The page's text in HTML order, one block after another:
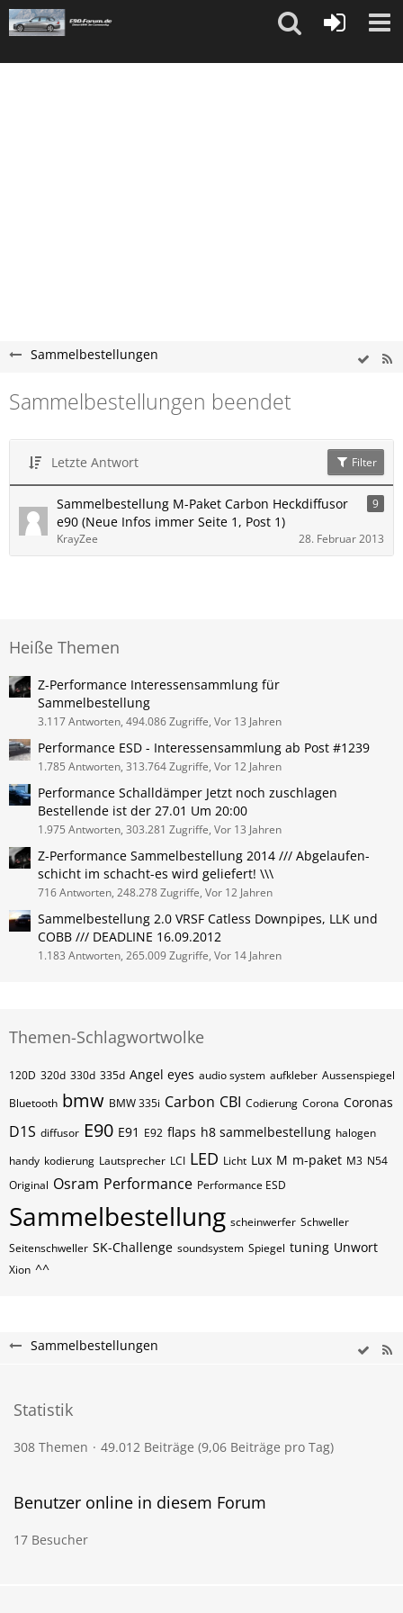
"
Sammelbestellungen
Sammelbestellungen beendet
Letzte Antwort Filter
Sammelbestellung M-Paket Carbon Heckdiffusor
e90 (Neue Infos immer Seite 1, Post 1)
9
KrayZee 28. Februar 2013
Heiße Themen
Z-Performance Interessensammlung für
Sammelbestellung
3.117 Antworten, 494.086 Zugriffe, Vor 13 Jahren
Performance ESD - Interessensammlung ab Post #1239
1.785 Antworten, 313.764 Zugriffe, Vor 12 Jahren
Performance Schalldämper Jetzt noch zuschlagen
Bestellende ist der 27.01 Um 20:00
1.975 Antworten, 303.281 Zugriffe, Vor 13 Jahren
Z-Performance Sammelbestellung 2014 /// Abgelaufen-
schicht im schacht-es wird geliefert! \\\
716 Antworten, 248.278 Zugriffe, Vor 12 Jahren
Sammelbestellung 2.0 VRSF Catless Downpipes, LLK und
COBB /// DEADLINE 16.09.2012
1.183 Antworten, 265.009 Zugriffe, Vor 14 Jahren
Themen-Schlagwortwolke
120D 320d 330d 335d Angel eyes audio system aufkleber Aussenspiegel
Bluetooth bmw BMW 335i Carbon CBI Codierung Corona Coronas
D1S diffusor E90 E91 E92 flaps h8 sammelbestellung halogen
handy kodierung Lautsprecher LCI LED Licht Lux M m-paket M3 N54
Original Osram Performance Performance ESD
Sammelbestellung scheinwerfer Schweller
Seitenschweller SK-Challenge soundsystem Spiegel tuning Unwort
Xion ^^
Sammelbestellungen
Statistik
308 Themen 49.012 Beiträge (9,06 Beiträge pro Tag)
Benutzer online in diesem Forum
17 Besucher